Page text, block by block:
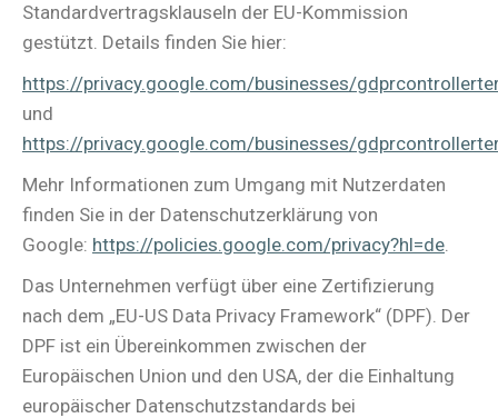
Standardvertragsklauseln der EU-Kommission
gestützt. Details finden Sie hier:
https://privacy.google.com/businesses/
und
https://privacy.google.com/businesses/
Mehr Informationen zum Umgang mit Nutzerdaten
finden Sie in der Datenschutzerklärung von
Google: https://policies.google.com/privacy?hl=de.
Das Unternehmen verfügt über eine Zertifizierung
nach dem „EU-US Data Privacy Framework“ (DPF). Der
DPF ist ein Übereinkommen zwischen der
Europäischen Union und den USA, der die Einhaltung
europäischer Datenschutzstandards bei